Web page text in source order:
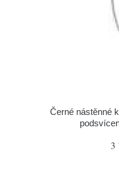
Černé nástěnné
3